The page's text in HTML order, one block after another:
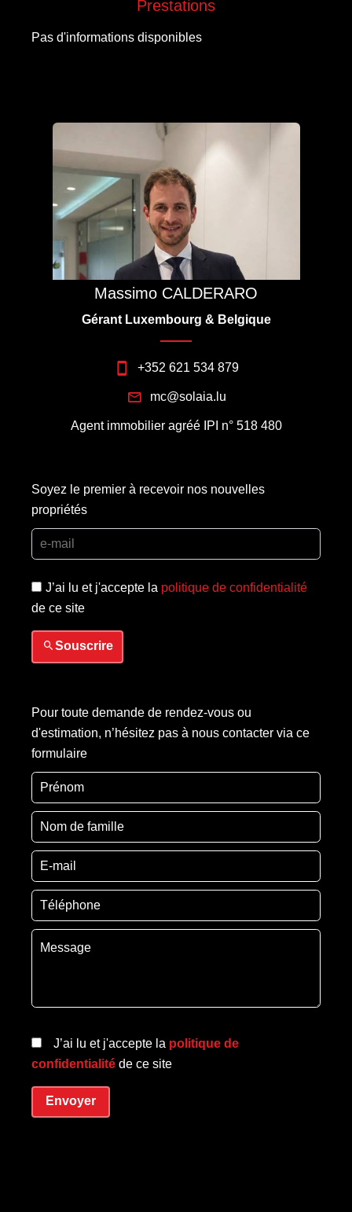
Prestations
Pas d'informations disponibles
Massimo CALDERARO
Gérant Luxembourg & Belgique
+352 621 534 879
mc@solaia.lu
Agent immobilier agréé IPI n° 518 480
Soyez le premier à recevoir nos nouvelles
propriétés
J’ai lu et j'accepte la politique de confidentialité
de ce site
Souscrire
Pour toute demande de rendez-vous ou
d'estimation, n’hésitez pas à nous contacter via ce
formulaire
J’ai lu et j'accepte la politique de
confidentialité de ce site
Envoyer